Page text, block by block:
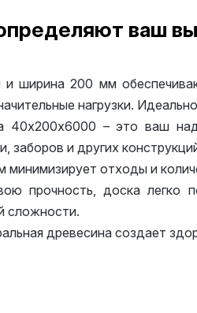
ваш
ширина 200 мм
нагрузки.
40х200х6000 – это ваш
заборов и других
отходы и
прочность, доска легко
сложности.
древесина создает